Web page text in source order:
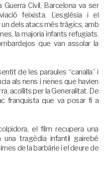
Civil, Barcelona va ser
feixista. L’església i el
dels atacs més tràgics, amb
la majoria infants refugiats.
que van assolar la
de les paraules “canalla” i
als nens i nenes que havien
acollits per la Generalitat. De
franquista que va posar fi a
el film recupera una
tragèdia infantil gairebé
de la barbàrie i el deure de